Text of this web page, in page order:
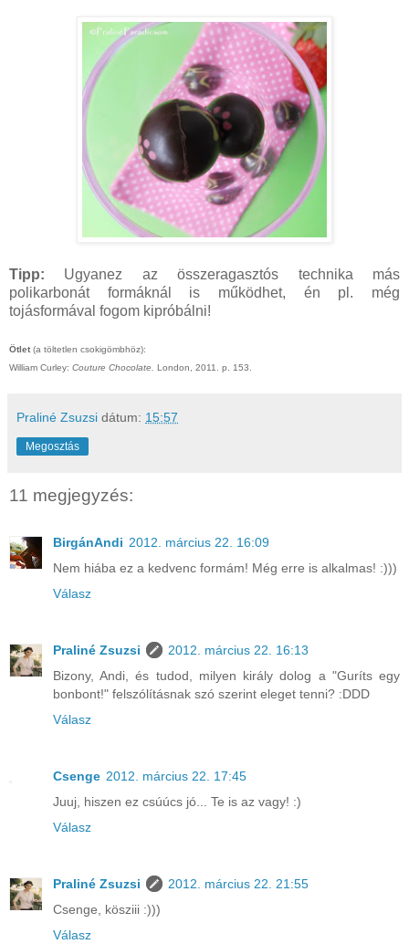
Tipp: Ugyanez az összeragasztós technika más
polikarbonát formáknál is működhet, én pl. még
tojásformával fogom kipróbálni!
Ötlet (a töltetlen csokigömbhöz):
William Curley: Couture Chocolate. London, 2011. p. 153.
Praliné Zsuzsi dátum: 15:57
Megosztás
11 megjegyzés:
BirgánAndi 2012. március 22. 16:09
Nem hiába ez a kedvenc formám! Még erre is alkalmas! :)))
Válasz
Praliné Zsuzsi
2012. március 22. 16:13
Bizony, Andi, és tudod, milyen király dolog a "Guríts egy
bonbont!" felszólításnak szó szerint eleget tenni? :DDD
Válasz
Csenge 2012. március 22. 17:45
Juuj, hiszen ez csúúcs jó... Te is az vagy! :)
Válasz
Praliné Zsuzsi
2012. március 22. 21:55
Csenge, kösziii :)))
Válasz